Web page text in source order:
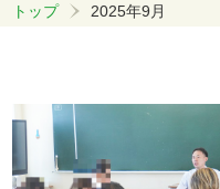
トップ 2025年9月